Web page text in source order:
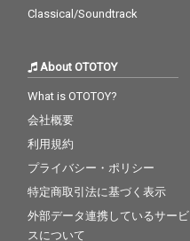
Classical/Soundtrack
About OTOTOY
What is OTOTOY?
会社概要
利用規約
プライバシー・ポリシー
特定商取引法に基づく表示
外部データ連携しているサービ
スについて